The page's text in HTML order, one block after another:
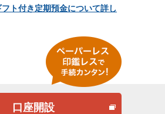
ト付き定期預金について詳し
口座開設